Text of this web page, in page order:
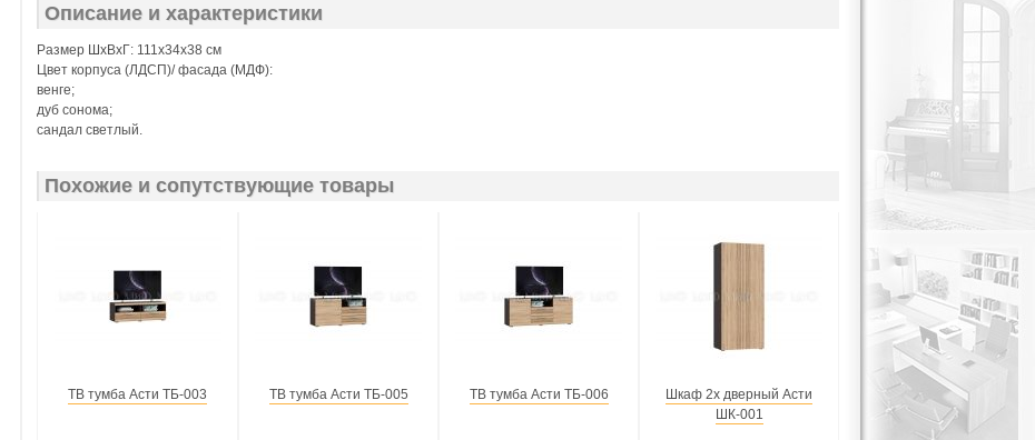
Описание и характеристики
Размер ШхВхГ: 111х34х38 см
Цвет корпуса (ЛДСП)/ фасада (МДФ):
венге;
дуб сонома;
сандал светлый.
Похожие и сопутствующие товары
ТВ тумба Асти ТБ-003 ТВ тумба Асти ТБ-005 ТВ тумба Асти ТБ-006
Шкаф 2х дверный Асти
ШК-001